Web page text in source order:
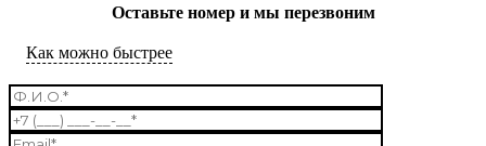
Оставьте номер и мы перезвоним
Как можно быстрее